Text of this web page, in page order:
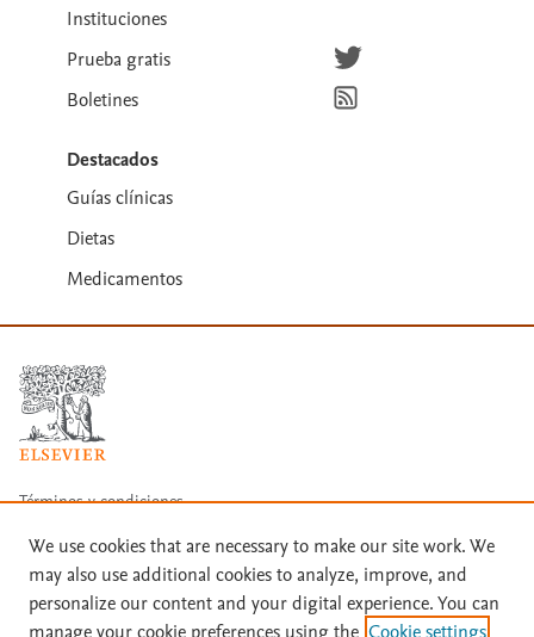
Instituciones
Prueba gratis
Boletines
Destacados
Guías clínicas
Dietas
Medicamentos
Síguenos en Twitter
Suscríbete para recibir
Términos y condiciones
Política de privacidad
Copyright ©
Elsevier España SLU, sus licenciantes y
colaboradores. Se reservan todos los derechos, incluidos los de minería
We use cookies that are necessary to make our site work. We
may also use additional cookies to analyze, improve, and
personalize our content and your digital experience. You can